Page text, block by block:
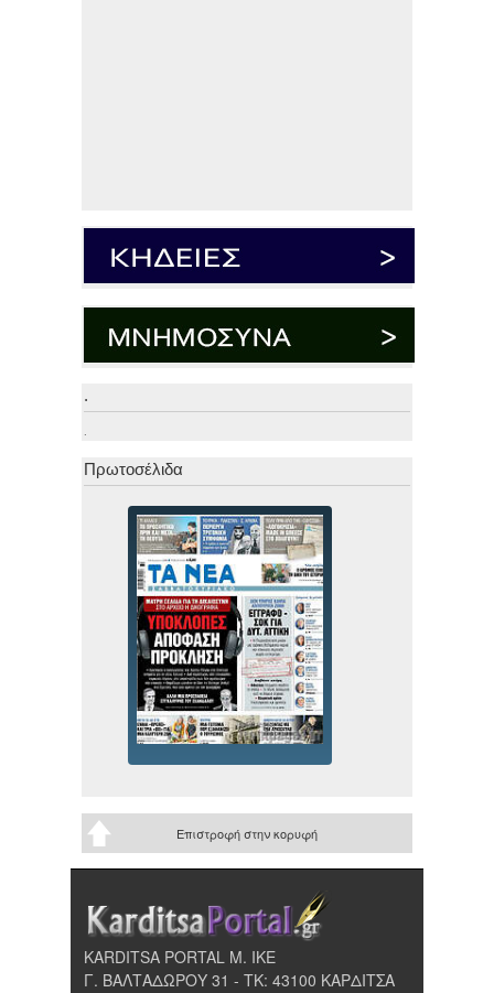
.
.
Πρωτοσέλιδα
Επιστροφή στην κορυφή
KARDITSA PORTAL Μ. ΙΚΕ
Γ. ΒΑΛΤΑΔΩΡΟΥ 31 - ΤΚ: 43100 ΚΑΡΔΙΤΣΑ